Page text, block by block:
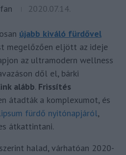
2020.07.14.
újabb kiváló fürdővel
megelőzően eljött az ideje
az ultramodern wellness
dől el, bárki
alább. Frissítés
átadták a komplexumot, és
fürdő nyitónapjáról,
átkattintani.
halad, várhatóan 2020-